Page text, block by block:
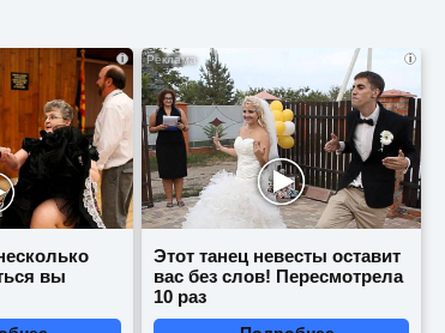
i
вы
i
Этот танец невесты оставит
вас без слов! Пересмотрела
10 раз